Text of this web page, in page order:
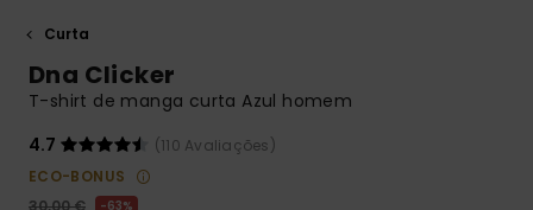
respostas
para as
DESEJO
Curta
Dna Clicker
T-shirt de manga curta Azul homem
4.7
(110 Avaliações)
ECO-BONUS
63%